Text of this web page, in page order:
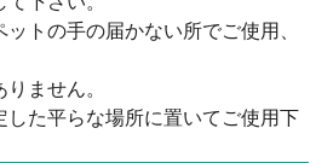
ットの手の届かない所でご使用、
ません。
した平らな場所に置いてご使用下